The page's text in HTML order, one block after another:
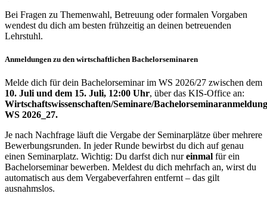
Bei Fragen zu Themenwahl, Betreuung oder formalen Vorgaben
wendest du dich am besten frühzeitig an deinen betreuenden
Lehrstuhl.
Anmeldungen zu den wirtschaftlichen Bachelorseminaren
Melde dich für dein Bachelorseminar im WS 2026/27 zwischen dem
10. Juli und dem 15. Juli, 12:00 Uhr, über das KIS-Office an:
Wirtschaftswissenschaften/Seminare/
WS 2026_27.
Je nach Nachfrage läuft die Vergabe der Seminarplätze über mehrere
Bewerbungsrunden. In jeder Runde bewirbst du dich auf genau
einen Seminarplatz. Wichtig: Du darfst dich nureinmal für ein
Bachelorseminar bewerben. Meldest du dich mehrfach an, wirst du
automatisch aus dem Vergabeverfahren entfernt – das gilt
ausnahmslos.